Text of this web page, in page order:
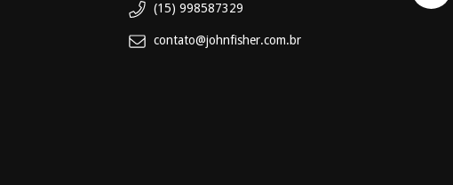
(15) 998587329
contato@johnfisher.com.br